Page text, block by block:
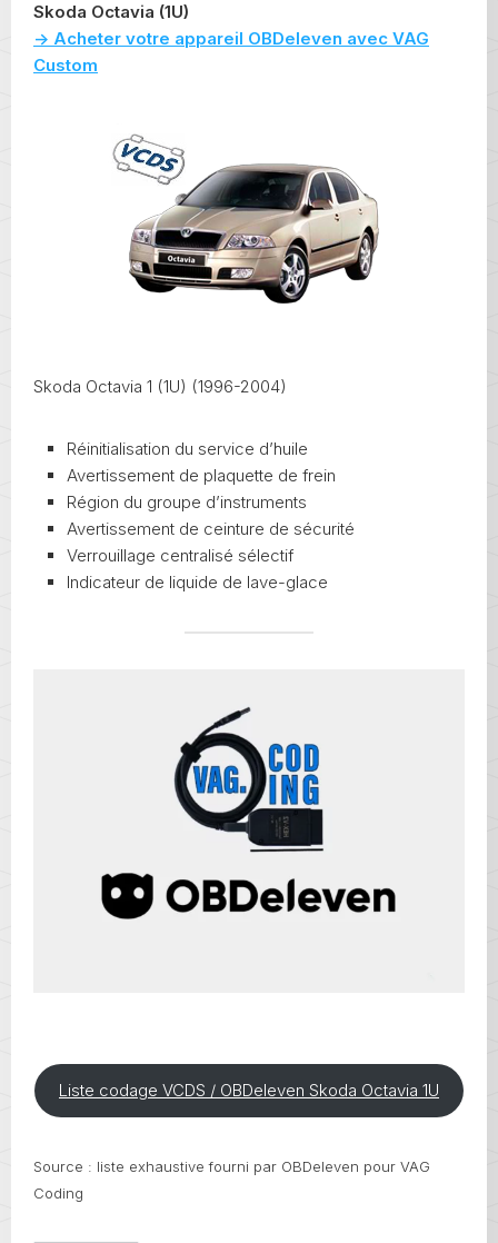
Skoda Octavia (1U)
-> Acheter votre appareil OBDeleven avec VAG
Custom
Skoda Octavia 1 (1U) (1996-2004)
Réinitialisation du service d’huile
Avertissement de plaquette de frein
Région du groupe d’instruments
Avertissement de ceinture de sécurité
Verrouillage centralisé sélectif
Indicateur de liquide de lave-glace
Liste codage VCDS / OBDeleven Skoda Octavia 1U
Source : liste exhaustive fourni par OBDeleven pour VAG
Coding